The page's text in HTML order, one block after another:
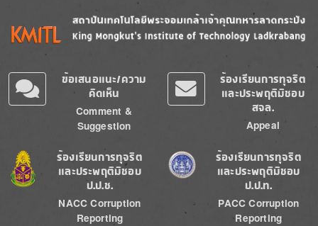
Image
ข้อเสนอแนะ/ความ
คิดเห็น
Comment &
Suggestion
ร้องเรียนการทุจริต
และประพฤติมิชอบ
สจล.
Appeal
Image
ร้องเรียนการทุจริต
และประพฤติมิชอบ
ป.ป.ช.
NACC Corruption
Reporting
Image
ร้องเรียนการทุจริต
และประพฤติมิชอบ
ป.ป.ท.
PACC Corruption
Reporting